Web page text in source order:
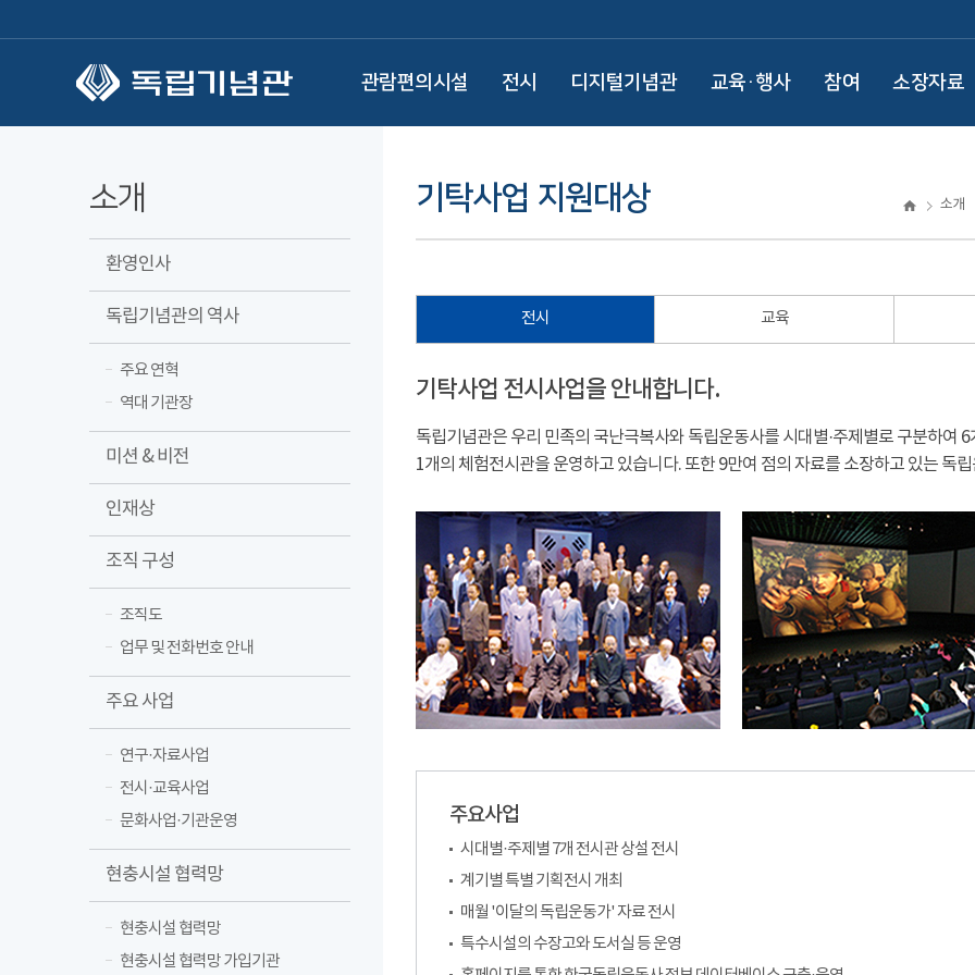
관람편의시설 전시 디지털기념관 교육·행사 참여 소장자료
소개
환영인사
독립기념관의 역사
주요 연혁
역대 기관장
미션 & 비전
인재상
조직 구성
조직도
업무 및 전화번호 안내
주요 사업
연구·자료사업
전시·교육사업
문화사업·기관운영
현충시설 협력망
현충시설 협력망
현충시설 협력망 가입기관
기탁사업 지원대상 소개
전시 교육
기탁사업 전시사업을 안내합니다.
독립기념관은 우리 민족의 국난극복사와 독립운동사를 시대별·주제별로 구분하여
1개의 체험전시관을 운영하고 있습니다. 또한 9만여 점의 자료를 소장하고 있는 독
주요사업
시대별·주제별 7개 전시관 상설 전시
계기별 특별 기획전시 개최
매월 '이달의 독립운동가' 자료 전시
특수시설의 수장고와 도서실 등 운영